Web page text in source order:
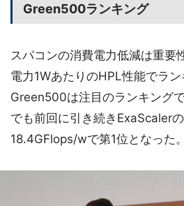
Green500ランキング
スパコンの消費電力低減は重要
電力1WあたりのHPL性能でラン
Green500は注目のランキング
でも前回に引き続きExaScaler
18.4GFlops/wで第1位となった。